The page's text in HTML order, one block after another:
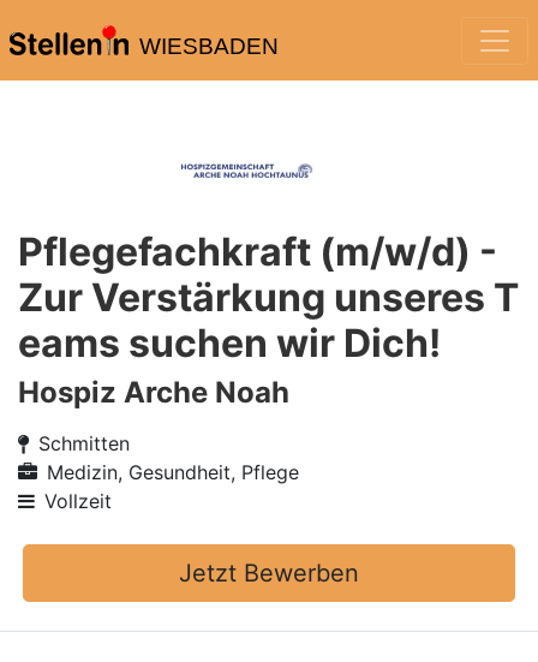
WIESBADEN
Pflegefachkraft (m/w/d) -
Zur Verstärkung unseres T
eams suchen wir Dich!
Hospiz Arche Noah
Schmitten
Medizin, Gesundheit, Pflege
Vollzeit
Jetzt Bewerben